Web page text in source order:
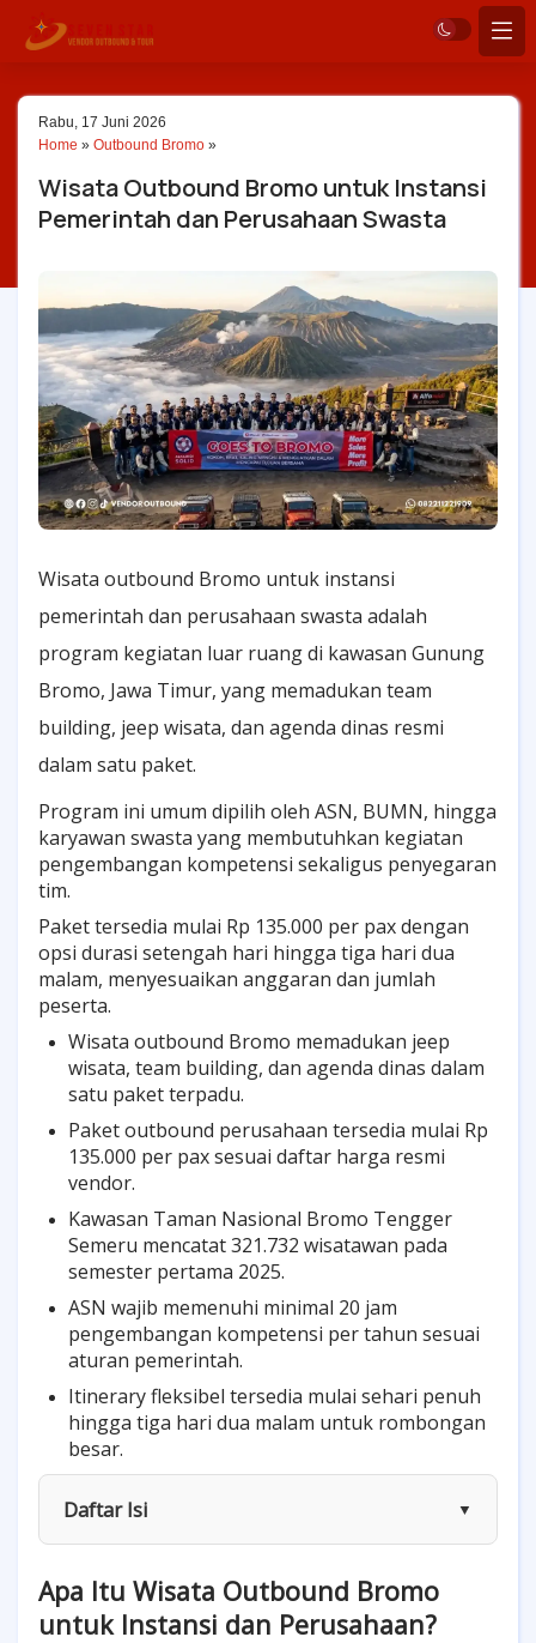
Rabu, 17 Juni 2026
Home » Outbound Bromo »
Wisata Outbound Bromo untuk Instansi
Pemerintah dan Perusahaan Swasta
Wisata outbound Bromo untuk instansi
pemerintah dan perusahaan swasta adalah
program kegiatan luar ruang di kawasan Gunung
Bromo, Jawa Timur, yang memadukan team
building, jeep wisata, dan agenda dinas resmi
dalam satu paket.
Program ini umum dipilih oleh ASN, BUMN, hingga
karyawan swasta yang membutuhkan kegiatan
pengembangan kompetensi sekaligus penyegaran
tim.
Paket tersedia mulai Rp 135.000 per pax dengan
opsi durasi setengah hari hingga tiga hari dua
malam, menyesuaikan anggaran dan jumlah
peserta.
Wisata outbound Bromo memadukan jeep
wisata, team building, dan agenda dinas dalam
satu paket terpadu.
Paket outbound perusahaan tersedia mulai Rp
135.000 per pax sesuai daftar harga resmi
vendor.
Kawasan Taman Nasional Bromo Tengger
Semeru mencatat 321.732 wisatawan pada
semester pertama 2025.
ASN wajib memenuhi minimal 20 jam
pengembangan kompetensi per tahun sesuai
aturan pemerintah.
Itinerary fleksibel tersedia mulai sehari penuh
hingga tiga hari dua malam untuk rombongan
besar.
Daftar Isi ▼
Apa Itu Wisata Outbound Bromo
untuk Instansi dan Perusahaan?